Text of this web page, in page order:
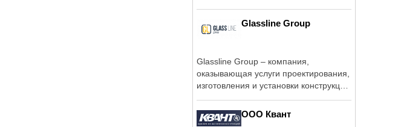
Glassline Group
Glassline Group – компания,
оказывающая услуги проектирования,
изготовления и установки конструкций
ООО Квант